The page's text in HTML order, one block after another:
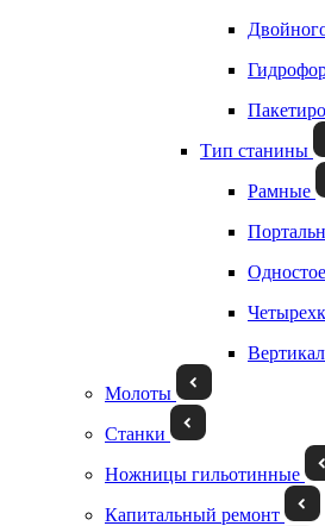
Тип станины
Рамные
Молоты
Станки
Ножницы гильотинные
Капитальный ремонт